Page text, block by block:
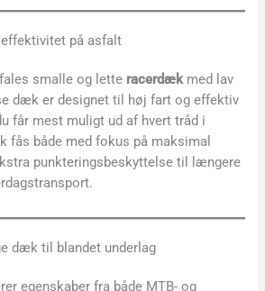
på asfalt
smalle og lette racerdækmed lav
dæk er designet til høj fart og effektiv
får mest muligt ud af hvert tråd i
fås både med fokus på maksimal
punkteringsbeskyttelse til længere
dæk til blandet underlag
egenskaber fra både MTB- og